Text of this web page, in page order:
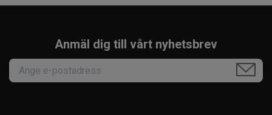
Anmäl dig till vårt nyhetsbrev